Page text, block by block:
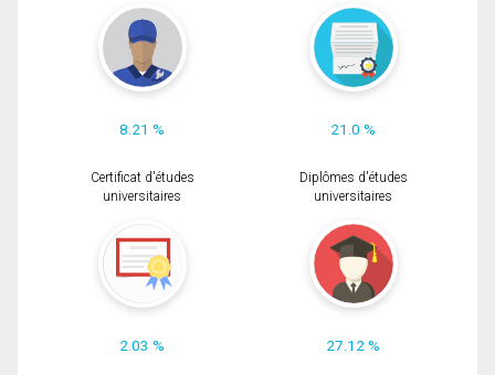
8.21 % 21.0 %
Certificat d'études
universitaires
2.03 %
Diplômes d'études
universitaires
27.12 %